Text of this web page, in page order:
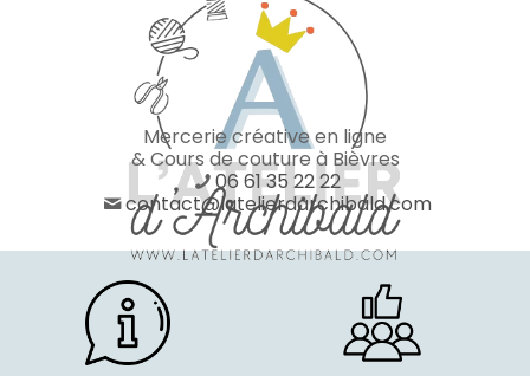
Mercerie créative en ligne
& Cours de couture à Bièvres
06 61 35 22 22
contact@latelierdarchibald.com